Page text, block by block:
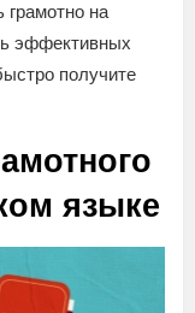
грамотно на
эффективных
получите
языке